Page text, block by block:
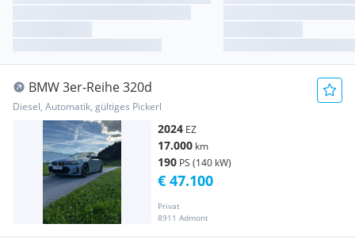
BMW 3er-Reihe 320d
Diesel, Automatik, gültiges Pickerl
2024 EZ
17.000 km
190 PS (140 kW)
Privat
8911 Admont
€ 47.100